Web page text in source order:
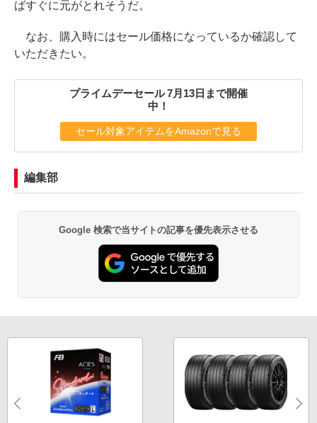
ばすぐに元がとれそうだ。
なお、購入時にはセール価格になっているか確認して
いただきたい。
プライムデーセール 7月13日まで開催
中！
セール対象アイテムをAmazonで見る
編集部
Google 検索で当サイトの記事を優先表示させる